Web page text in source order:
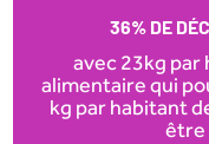
36% DE
avec 23kg par
alimentaire qui
kg par habitant
être